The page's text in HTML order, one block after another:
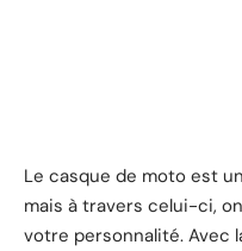
Le casque de moto est
mais à travers celui-ci,
votre personnalité. Avec